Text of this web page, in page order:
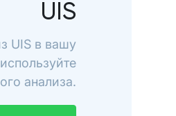
UIS
UIS в вашу
анализа.